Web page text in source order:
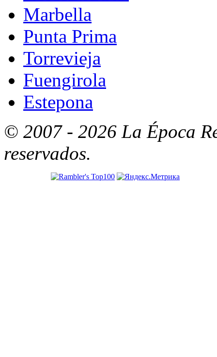
Marbella
Punta Prima
Torrevieja
Fuengirola
Estepona
© 2007 - 2026 La Época
reservados.